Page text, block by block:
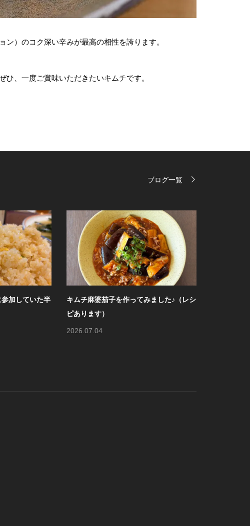
）のコク深い辛みが最高の相性を誇ります。
、一度ご賞味いただきたいキムチです。
ブログ一覧
てみました♪（レシ
情報バラエティ番組「せやねん！」のメ
チャ売れ！！のコーナーで...
2026.08.05